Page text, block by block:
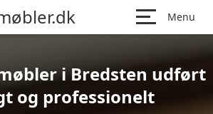
Menu
i Bredsten udført
og professionelt